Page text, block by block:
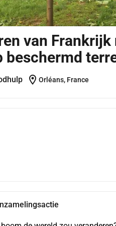
van
beschermd
location_on Orléans, France